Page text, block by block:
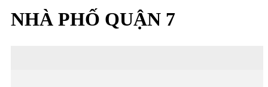
NHÀ PHỐ QUẬN 7